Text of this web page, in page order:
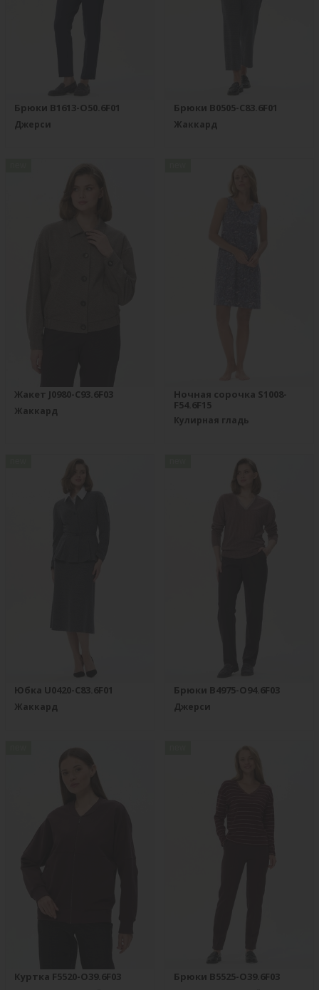
Брюки B1613-O50.6F01
Джерси
Брюки B0505-C83.6F01
Жаккард
Жакет J0980-C93.6F03
Жаккард
Ночная сорочка S1008-
F54.6F15
Кулирная гладь
Юбка U0420-C83.6F01
Жаккард
Брюки B4975-O94.6F03
Джерси
Куртка F5520-O39.6F03 Брюки B5525-O39.6F03